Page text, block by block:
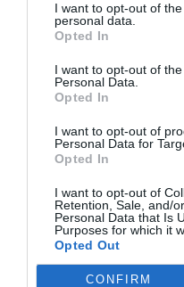
I want to opt-out of
personal data.
Opted In
I want to opt-out of
Personal Data.
Opted In
I want to opt-out of
Personal Data for
Opted In
I want to opt-out of
Retention, Sale, and/
Personal Data that Is
Purposes for which it
Opted Out
CONFIRM
1984 – Τόρε
τραγουδιστής
Θάνατοι
1023 – Γοδεφρείδος
Λωρραίνης
1290 – Μαργαρίτα
της Σκωτίας